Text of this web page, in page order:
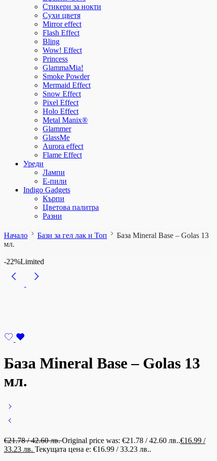
Стикери за нокти
Сухи цветя
Mirror effect
Flash Effect
Bling
Wow! Effect
Princess
GlammaMia!
Smoke Powder
Mermaid Effect
Snow Effect
Pixel Effect
Holo Effect
Metal Manix®
Glammer
GlassMe
Aurora effect
Flame Effect
Уреди
Лампи
E-пили
Indigo Gadgets
Кърпи
Цветова палитра
Разни
Начало Бази за гел лак и Топ
База Mineral Base – Golas 13
мл.
-22%Limited
База Mineral Base – Golas 13
мл.
€21.78/ 42.60 лв.Original price was: €21.78 / 42.60 лв..€16.99 /
33.23 лв. Текущата цена е: €16.99 / 33.23 лв..